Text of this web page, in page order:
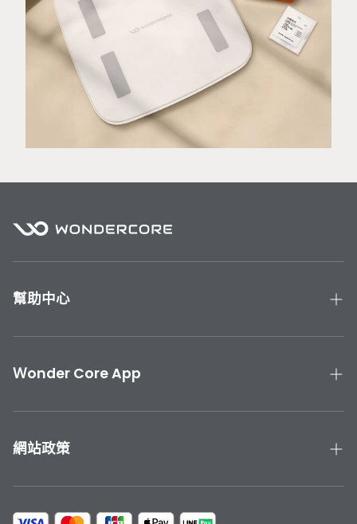
幫助中心
產品手冊與教學
聯絡我們
Ｗonder Core App
下載 Wonder Core APP
App Store 下載
網站政策
隱私政策